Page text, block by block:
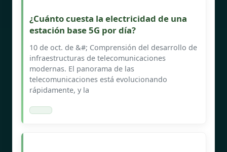
¿Cuánto cuesta la electricidad de una
estación base 5G por día?
10 de oct. de &#; Comprensión del desarrollo de
infraestructuras de telecomunicaciones
modernas. El panorama de las
telecomunicaciones está evolucionando
rápidamente, y la